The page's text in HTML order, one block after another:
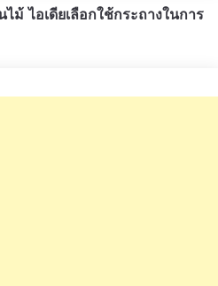
ม้ ไอเดียเลือกใช้กระถางในการ